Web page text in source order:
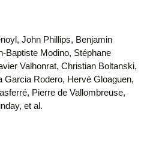
John Phillips, Benjamin
Baptiste Modino, Stéphane
Valhonrat, Christian Boltanski,
Garcia Rodero, Hervé Gloaguen,
Pierre de Vallombreuse,
et al.